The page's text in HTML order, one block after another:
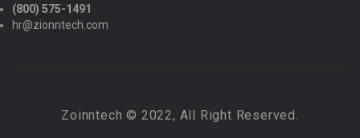
(800) 575-1491
hr@zionntech.com
Zoinntech © 2022, All Right Reserved.